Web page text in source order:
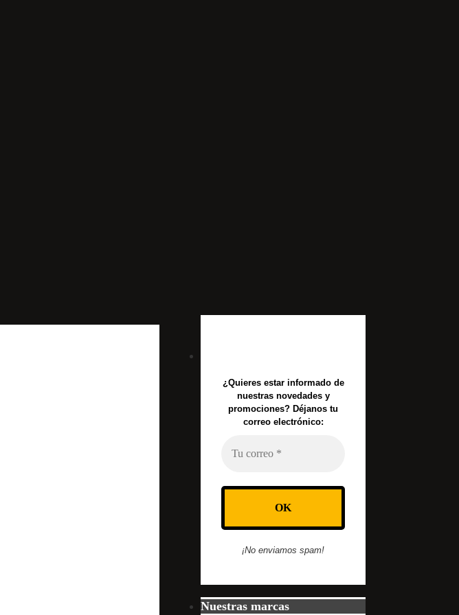
¿Quieres estar informado de
nuestras novedades y
promociones? Déjanos tu
correo electrónico:
¡No enviamos spam!
Nuestras marcas